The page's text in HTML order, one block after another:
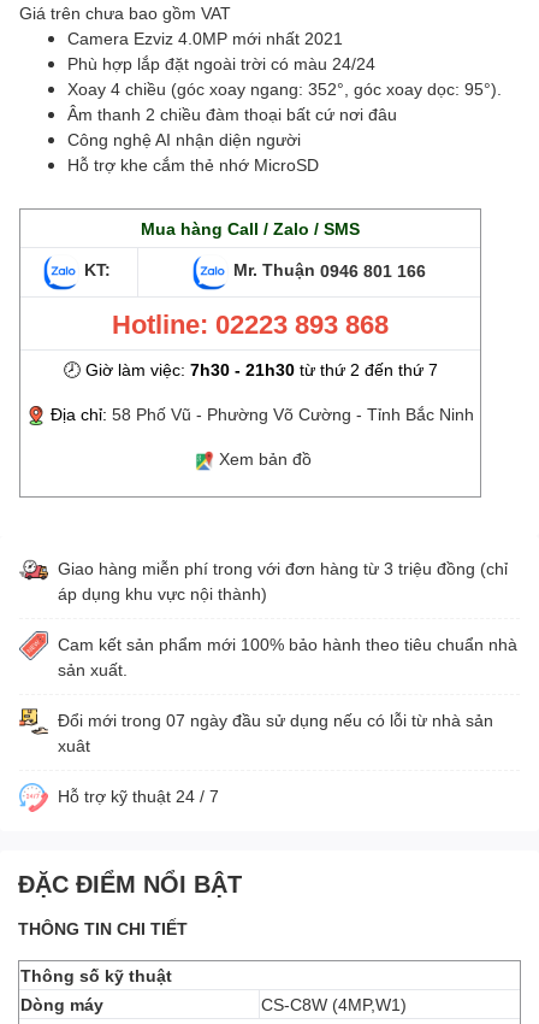
Giá trên chưa bao gồm VAT
Camera Ezviz 4.0MP mới nhất 2021
Phù hợp lắp đặt ngoài trời có màu 24/24
Xoay 4 chiều (góc xoay ngang: 352°, góc xoay dọc: 95°).
Âm thanh 2 chiều đàm thoại bất cứ nơi đâu
Công nghệ AI nhận diện người
Hỗ trợ khe cắm thẻ nhớ MicroSD
Mua hàng Call / Zalo / SMS
KT: Mr. Thuận 0946 801 166
Hotline: 02223 893 868
🕗 Giờ làm việc: 7h30 - 21h30từ thứ 2 đến thứ 7
Địa chỉ: 58 Phố Vũ - Phường Võ Cường - Tỉnh Bắc Ninh
Xem bản đồ
Giao hàng miễn phí trong với đơn hàng từ 3 triệu đồng (chỉ
áp dụng khu vực nội thành)
Cam kết sản phẩm mới 100% bảo hành theo tiêu chuẩn nhà
sản xuất.
Đổi mới trong 07 ngày đầu sử dụng nếu có lỗi từ nhà sản
xuât
Hỗ trợ kỹ thuật 24 / 7
ĐẶC ĐIỂM NỔI BẬT
THÔNG TIN CHI TIẾT
Thông số kỹ thuật
Dòng máy
CS-C8W (4MP,W1)